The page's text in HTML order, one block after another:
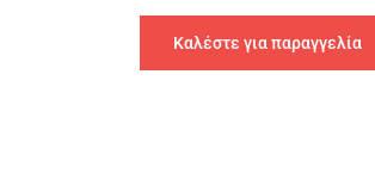
Καλέστε για παραγγελία